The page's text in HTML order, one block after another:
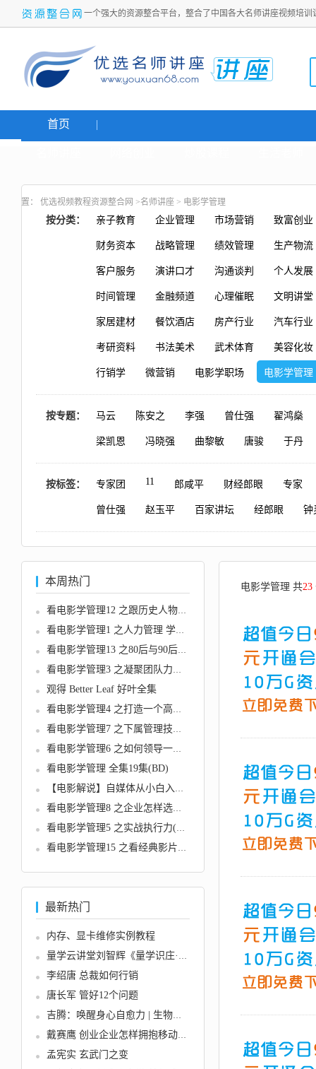
一个强大的资源整合平台，整合了中国各大名师讲座视频培
首页
置： 优选视频教程资源整合网 >名师讲座 > 电影学管理
按分类： 亲子教育 企业管理 市场营销 致富创业
财务资本 战略管理 绩效管理 生产物流
客户服务 演讲口才 沟通谈判 个人发展
时间管理 金融频道 心理催眠 文明讲堂
家居建材 餐饮酒店 房产行业 汽车行业
考研资料 书法美术 武术体育 美容化妆
行销学 微营销 电影学职场 电影学管理
按专题： 马云 陈安之 李强 曾仕强 翟鸿燊
梁凯恩 冯晓强 曲黎敏 唐骏 于丹
按标签： 专家团 11 郎咸平 财经郎眼 专家
曾仕强 赵玉平 百家讲坛 经郎眼 钟
本周热门
看电影学管理12 之跟历史人物学团...
看电影学管理1 之人力管理 学会识...
看电影学管理13 之80后与90后员工...
看电影学管理3 之凝聚团队力量的...
观得 Better Leaf 好叶全集
看电影学管理4 之打造一个高绩效...
看电影学管理7 之下属管理技巧(B...
看电影学管理6 之如何领导一个项...
看电影学管理 全集19集(BD)
【电影解说】自媒体从小白入门到...
看电影学管理8 之企业怎样选人(B...
看电影学管理5 之实战执行力(BD)...
看电影学管理15 之看经典影片学团...
最新热门
内存、显卡维修实例教程
量学云讲堂刘智辉《量学识庄·伏...
李绍唐 总裁如何行销
唐长军 管好12个问题
吉腾：唤醒身心自愈力 | 生物能呼...
戴赛鹰 创业企业怎样拥抱移动互联...
孟宪实 玄武门之变
电影学管理 共23